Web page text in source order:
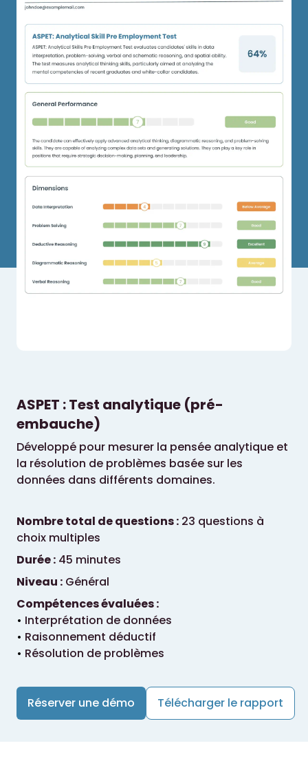
ASPET : Test analytique (pré-
embauche)
Développé pour mesurer la pensée analytique et
la résolution de problèmes basée sur les
données dans différents domaines.
Nombre total de questions : 23 questions à
choix multiples
Durée : 45 minutes
Niveau : Général
Compétences évaluées :
Interprétation de données
Raisonnement déductif
Résolution de problèmes
Réserver une démo Télécharger le rapport